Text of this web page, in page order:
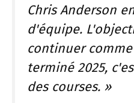
Chris Anderson
d'équipe.
continuer
terminé 2025,
des courses. »